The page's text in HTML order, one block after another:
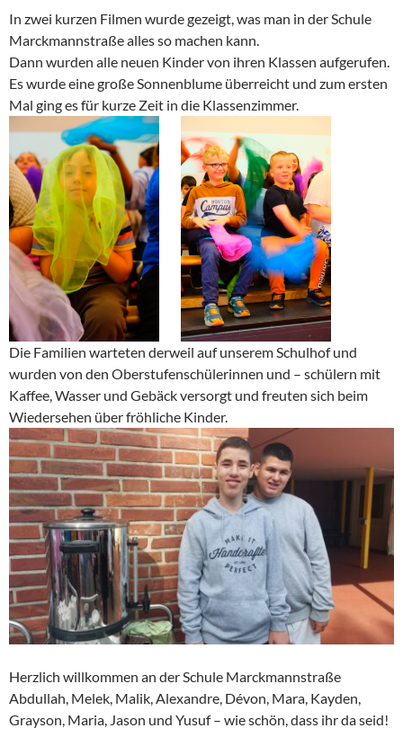
In zwei kurzen Filmen wurde gezeigt, was man in der Schule
Marckmannstraße alles so machen kann.
Dann wurden alle neuen Kinder von ihren Klassen aufgerufen.
Es wurde eine große Sonnenblume überreicht und zum ersten
Mal ging es für kurze Zeit in die Klassenzimmer.
Die Familien warteten derweil auf unserem Schulhof und
wurden von den Oberstufenschülerinnen und – schülern mit
Kaffee, Wasser und Gebäck versorgt und freuten sich beim
Wiedersehen über fröhliche Kinder.
Herzlich willkommen an der Schule Marckmannstraße
Abdullah, Melek, Malik, Alexandre, Dévon, Mara, Kayden,
Grayson, Maria, Jason und Yusuf – wie schön, dass ihr da seid!